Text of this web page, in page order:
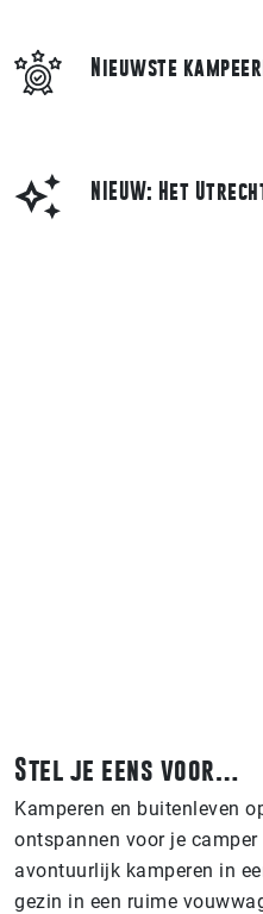
Nieuwste
NIEUW: Het
Stel je eens voor…
Kamperen en buitenleven
ontspannen voor je
avontuurlijk kamperen in
gezin in een ruime